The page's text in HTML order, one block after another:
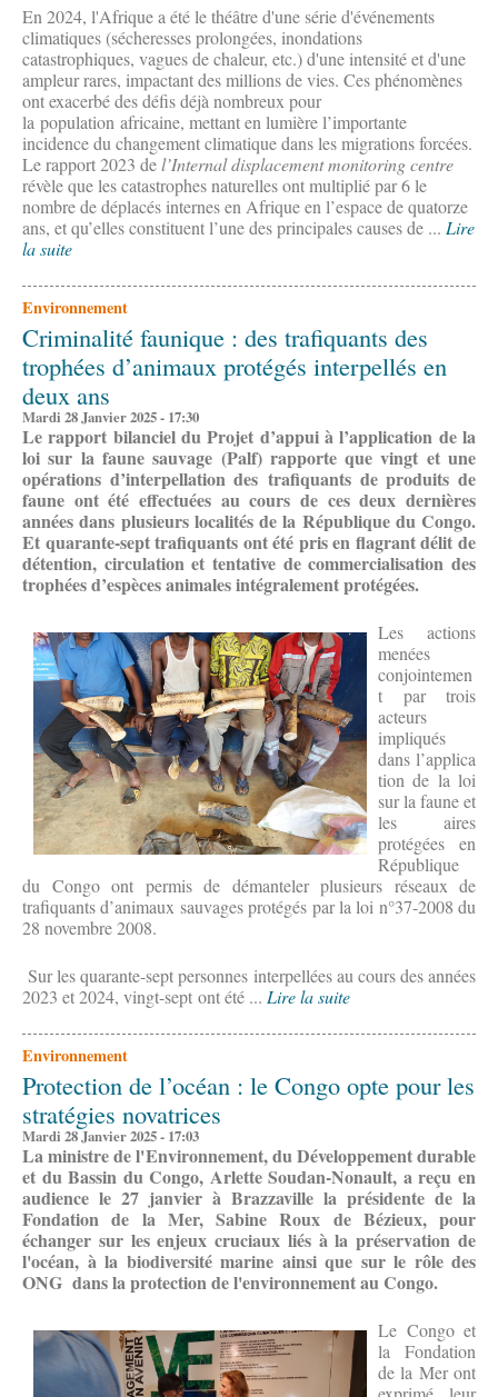
En 2024, l'Afrique a été le théâtre d'une série d'événements
climatiques (sécheresses prolongées, inondations
catastrophiques, vagues de chaleur, etc.) d'une intensité et d'une
ampleur rares, impactant des millions de vies. Ces phénomènes
ont exacerbé des défis déjà nombreux pour
la population africaine, mettant en lumière l’importante
incidence du changement climatique dans les migrations forcées.
Le rapport 2023 del’Internal displacement monitoring centre
révèle que les catastrophes naturelles ont multiplié par 6 le
nombre de déplacés internes en Afrique en l’espace de quatorze
ans, et qu’elles constituent l’une des principales causes de ... Lire
la suite
Environnement
Criminalité faunique : des trafiquants des
trophées d’animaux protégés interpellés en
deux ans
Mardi 28 Janvier 2025 - 17:30
Le rapport bilanciel du Projet d’appui à l’application de la
loi sur la faune sauvage (Palf) rapporte que vingt et une
opérations d’interpellation des trafiquants de produits de
faune ont été effectuées au cours de ces deux dernières
années dans plusieurs localités de la République du Congo.
Et quarante-sept trafiquants ont été pris en flagrant délit de
détention, circulation et tentative de commercialisation des
trophées d’espèces animales intégralement protégées.
Les actions
menées
conjointemen
t par trois
acteurs
impliqués
dans l’applica
tion de la loi
sur la faune et
les aires
protégées en
République
du Congo ont permis de démanteler plusieurs réseaux de
trafiquants d’animaux sauvages protégés par la loi n°37-2008 du
28 novembre 2008.
Sur les quarante-sept personnes interpellées au cours des années
2023 et 2024, vingt-sept ont été ... Lire la suite
Environnement
Protection de l’océan : le Congo opte pour les
stratégies novatrices
Mardi 28 Janvier 2025 - 17:03
La ministre de l'Environnement, du Développement durable
et du Bassin du Congo, Arlette Soudan-Nonault, a reçu en
audience le 27 janvier à Brazzaville la présidente de la
Fondation de la Mer, Sabine Roux de Bézieux, pour
échanger sur les enjeux cruciaux liés à la préservation de
l'océan, à la biodiversité marine ainsi que sur le rôle des
ONG dans la protection de l'environnement au Congo.
Le Congo et
la Fondation
de la Mer ont